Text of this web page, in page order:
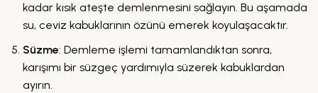
kadar kısık ateşte demlenmesini sağlayın. Bu aşamada
su, ceviz kabuklarının özünü emerek koyulaşacaktır.
Süzme: Demleme işlemi tamamlandıktan sonra,
karışımı bir süzgeç yardımıyla süzerek kabuklardan
ayırın.